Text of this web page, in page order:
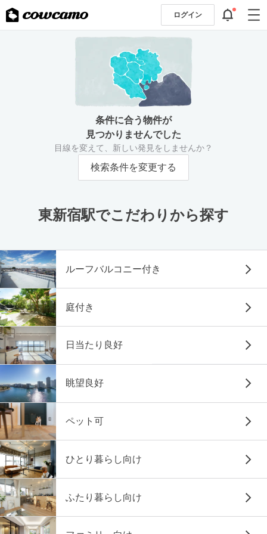
ログイン
条件に合う物件が
見つかりませんでした
目線を変えて、新しい発見をしませんか？
検索条件を変更する
東新宿駅でこだわりから探す
ルーフバルコニー付き
庭付き
日当たり良好
眺望良好
ペット可
ひとり暮らし向け
ふたり暮らし向け